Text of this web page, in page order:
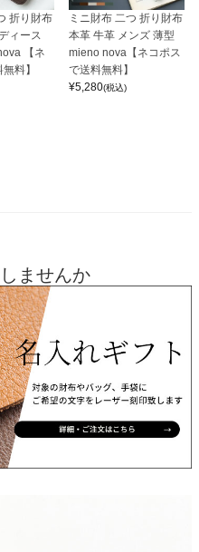
折り財布
ィース
【ネ
料】
ミニ財布 二つ 折り財布
本革 牛革 メンズ 薄型
mieno nova【ネコポス
で送料無料】
¥5,280(税込)
ませんか